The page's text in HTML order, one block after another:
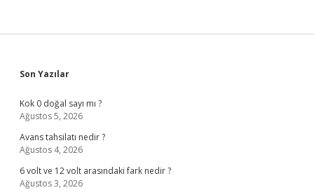
Sidebar
Son Yazılar
Kok 0 doğal sayı mı ?
Ağustos 5, 2026
Avans tahsilatı nedir ?
Ağustos 4, 2026
6 volt ve 12 volt arasındaki fark nedir ?
Ağustos 3, 2026